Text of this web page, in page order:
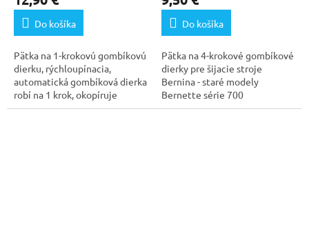
Do košíka
Pätka na 1-krokovú gombíkovú
dierku, rýchloupínacia,
automatická gombíková dierka
robí na 1 krok, okopíruje
veľkosť vášho...
Do košíka
Pätka na 4-krokové gombíkové
dierky pre šijacie stroje
Bernina - staré modely
Bernette série 700
(715/720/730/740E) a série